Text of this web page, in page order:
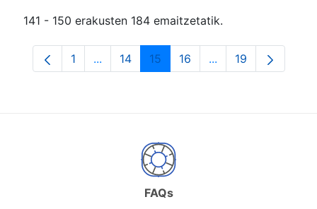
141 - 150 erakusten 184 emaitzetatik.
Orrialdea
1 ...Intermediate Pages Use TAB to navigate.
Orrialdea
14 Orrialdea
15 Orrialdea
16 ...Intermediate
Orrialdea
19
FAQs